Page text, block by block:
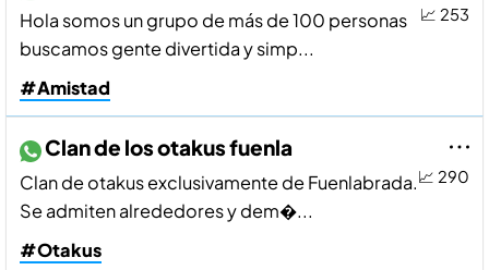
📈 253
Hola somos un grupo de más de 100 personas
buscamos gente divertida y simp...
#Amistad
📈 290
Clan de los otakus fuenla
Clan de otakus exclusivamente de Fuenlabrada.
Se admiten alrededores y dem�...
#Otakus